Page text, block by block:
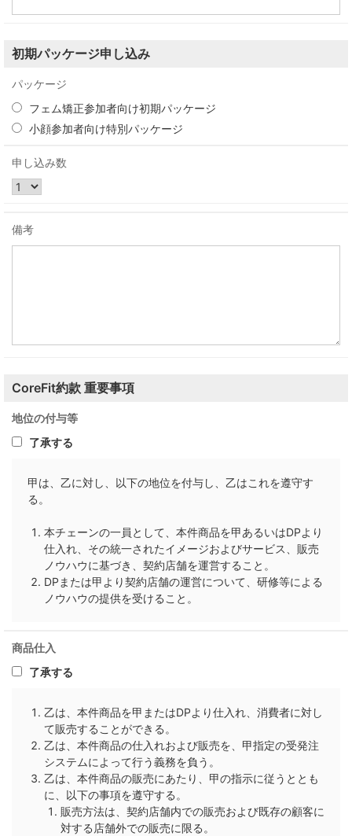
初期パッケージ申し込み
パッケージ
フェム矯正参加者向け初期パッケージ
小顔参加者向け特別パッケージ
申し込み数
備考
CoreFit約款 重要事項
地位の付与等
了承する
甲は、乙に対し、以下の地位を付与し、乙はこれを遵守す
る。
本チェーンの一員として、本件商品を甲あるいはDPより
仕入れ、その統一されたイメージおよびサービス、販売
ノウハウに基づき、契約店舗を運営すること。
DPまたは甲より契約店舗の運営について、研修等による
ノウハウの提供を受けること。
商品仕入
了承する
乙は、本件商品を甲またはDPより仕入れ、消費者に対し
て販売することができる。
乙は、本件商品の仕入れおよび販売を、甲指定の受発注
システムによって行う義務を負う。
乙は、本件商品の販売にあたり、甲の指示に従うととも
に、以下の事項を遵守する。
販売方法は、契約店舗内での販売および既存の顧客に
対する店舗外での販売に限る。